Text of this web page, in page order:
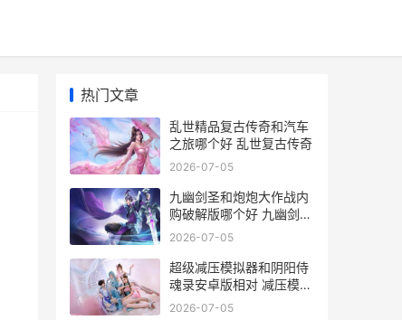
热门文章
乱世精品复古传奇和汽车
之旅哪个好 乱世复古传奇
2026-07-05
九幽剑圣和炮炮大作战内
购破解版哪个好 九幽剑圣
和炮炮哪个好
2026-07-05
超级减压模拟器和阴阳侍
魂录安卓版相对 减压模拟
器游戏
2026-07-05